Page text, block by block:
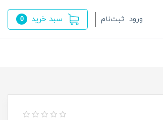
ورود ثبت‌نام سبد خرید 0